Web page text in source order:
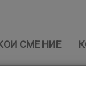
СМЕ НИЕ